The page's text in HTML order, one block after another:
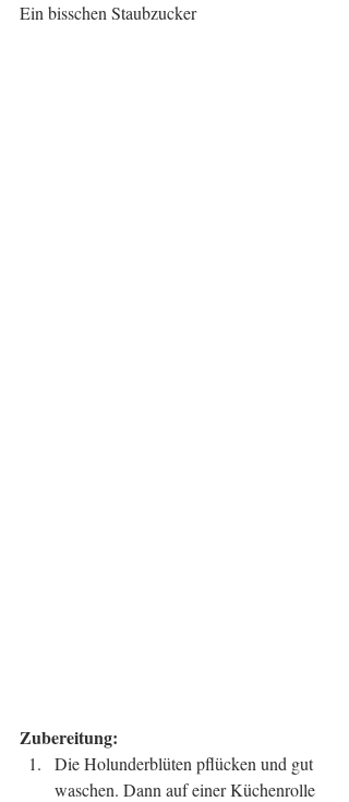
Ein bisschen Staubzucker
Zubereitung:
Die Holunderblüten pflücken und gut
waschen. Dann auf einer Küchenrolle